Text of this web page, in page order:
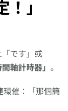
」
です」或
間軸計時器」。
催：「那個簡